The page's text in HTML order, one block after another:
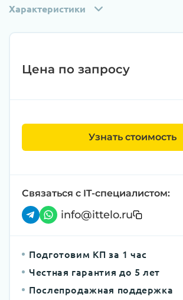
Характеристики
Цена по запросу
Узнать стоимость
Связаться с IT-специалистом:
info@ittelo.ru
Подготовим КП за 1 час
Честная гарантия до 5 лет
Послепродажная поддержка